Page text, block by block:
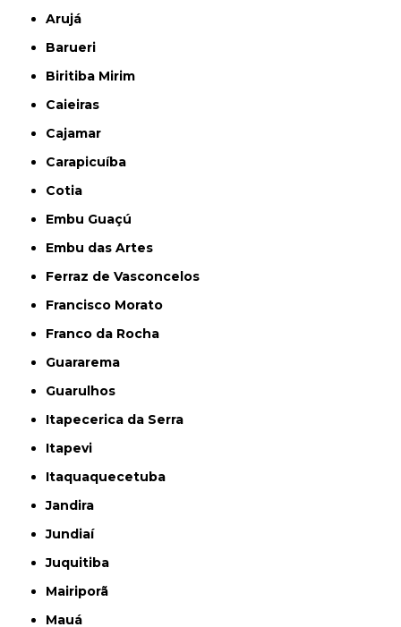
Arujá
Barueri
Biritiba Mirim
Caieiras
Cajamar
Carapicuíba
Cotia
Embu Guaçú
Embu das Artes
Ferraz de Vasconcelos
Francisco Morato
Franco da Rocha
Guararema
Guarulhos
Itapecerica da Serra
Itapevi
Itaquaquecetuba
Jandira
Jundiaí
Juquitiba
Mairiporã
Mauá